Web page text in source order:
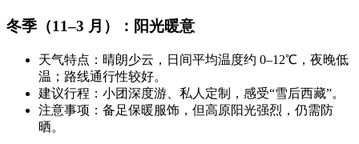
冬季（11–3 月）：阳光暖意
天气特点：晴朗少云，日间平均温度约 0–12℃，夜晚低
温；路线通行性较好。
建议行程：小团深度游、私人定制，感受“雪后西藏”。
注意事项：备足保暖服饰，但高原阳光强烈，仍需防
晒。